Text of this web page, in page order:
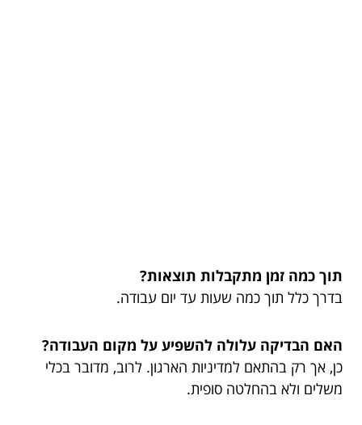
תוך כמה זמן מתקבלות תוצאות?
בדרך כלל תוך כמה שעות עד יום עבודה.
האם הבדיקה עלולה להשפיע על מקום העבודה?
כן, אך רק בהתאם למדיניות הארגון. לרוב, מדובר בכלי
משלים ולא בהחלטה סופית.